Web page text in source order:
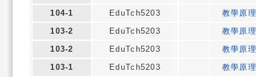
104-1
EduTch5203 教學原理
103-2
EduTch5203 教學原理
103-2
EduTch5203 教學原理
103-1
EduTch5203 教學原理